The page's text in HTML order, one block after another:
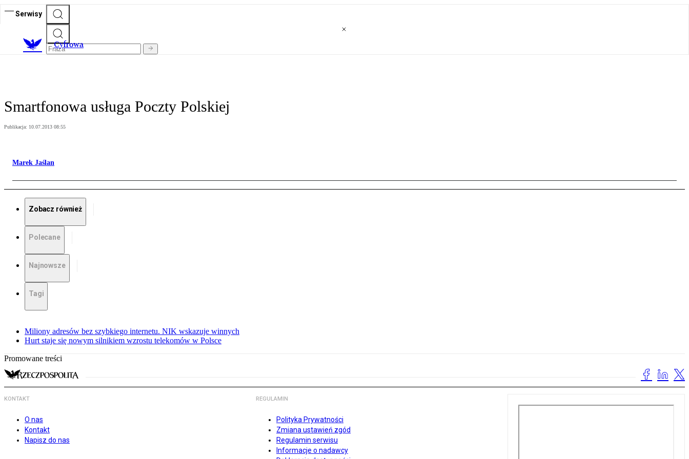
Serwisy
Cyfrowa
Smartfonowa usługa Poczty Polskiej
Publikacja: 10.07.2013 08:55
Marek Jaślan
Zobacz również
Polecane
Najnowsze
Tagi
Miliony adresów bez szybkiego internetu. NIK wskazuje winnych
Hurt staje się nowym silnikiem wzrostu telekomów w Polsce
Promowane treści
KONTAKT
O nas
Kontakt
Napisz do nas
REGULAMIN
Polityka Prywatności
Zmiana ustawień zgód
Regulamin serwisu
Informacje o nadawcy